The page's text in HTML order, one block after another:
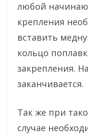
любой
крепления
вставить
кольцо
закрепления.
заканчивается.
Так же при
случае